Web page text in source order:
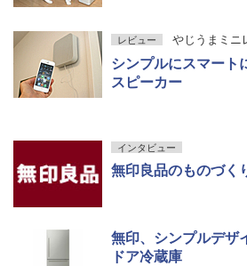
レビュー やじうまミニ
シンプルにスマート
スピーカー
インタビュー
無印良品のものづく
無印、シンプルデザ
ドア冷蔵庫